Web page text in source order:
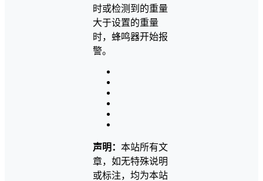
时或检测到的重量
大于设置的重量
时，蜂鸣器开始报
警。
声明： 本站所有文
章，如无特殊说明
或标注，均为本站